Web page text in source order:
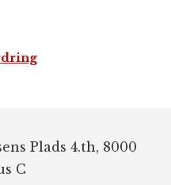
Plads 4.th, 8000
C